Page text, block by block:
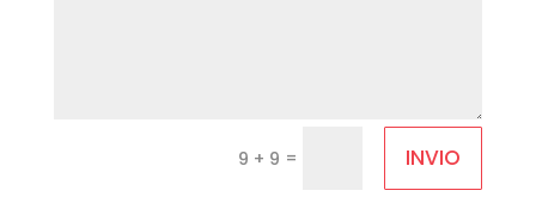
9 + 9 = INVIO